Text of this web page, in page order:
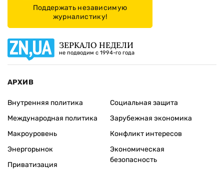
Поддержать независимую
журналистику!
ЗЕРКАЛО НЕДЕЛИ
не подводим с 1994-го года
АРХИВ
Внутренняя политика
Международная политика
Макроуровень
Энергорынок
Приватизация
Социальная защита
Зарубежная экономика
Конфликт интересов
Экономическая
безопасность